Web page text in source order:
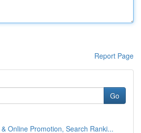
Report Page
Go
Online Promotion, Search Ranki...